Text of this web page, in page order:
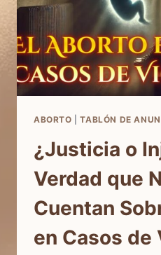
ABORTO |TABLÓN DE
¿Justicia o
Verdad que
Cuentan
en Casos de